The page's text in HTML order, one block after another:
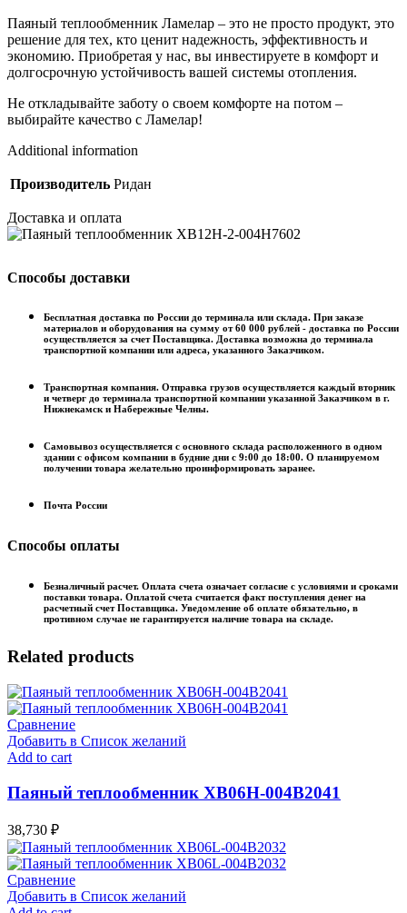
Паяный теплообменник Ламелар – это не просто продукт, это
решение для тех, кто ценит надежность, эффективность и
экономию. Приобретая у нас, вы инвестируете в комфорт и
долгосрочную устойчивость вашей системы отопления.
Не откладывайте заботу о своем комфорте на потом –
выбирайте качество с Ламелар!
Additional information
Производитель Ридан
Доставка и оплата
Способы доставки
Бесплатная доставка по России до терминала или склада. При заказе
материалов и оборудования на сумму от 60 000 рублей - доставка по России
осуществляется за счет Поставщика. Доставка возможна до терминала
транспортной компании или адреса, указанного Заказчиком.
Транспортная компания. Отправка грузов осуществляется каждый вторник
и четверг до терминала транспортной компании указанной Заказчиком в г.
Нижнекамск и Набережные Челны.
Самовывоз осуществляется с основного склада расположенного в одном
здании с офисом компании в будние дни с 9:00 до 18:00. О планируемом
получении товара желательно проинформировать заранее.
Почта России
Способы оплаты
Безналичный расчет. Оплата счета означает согласие с условиями и сроками
поставки товара. Оплатой счета считается факт поступления денег на
расчетный счет Поставщика. Уведомление об оплате обязательно, в
противном случае не гарантируется наличие товара на складе.
Related products
Сравнение
Добавить в Список желаний
Add to cart
Паяный теплообменник XB06H-004В2041
38,730 ₽
Сравнение
Добавить в Список желаний